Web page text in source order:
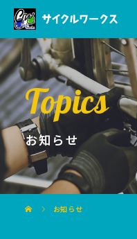
Topics
お知らせ
お知らせ